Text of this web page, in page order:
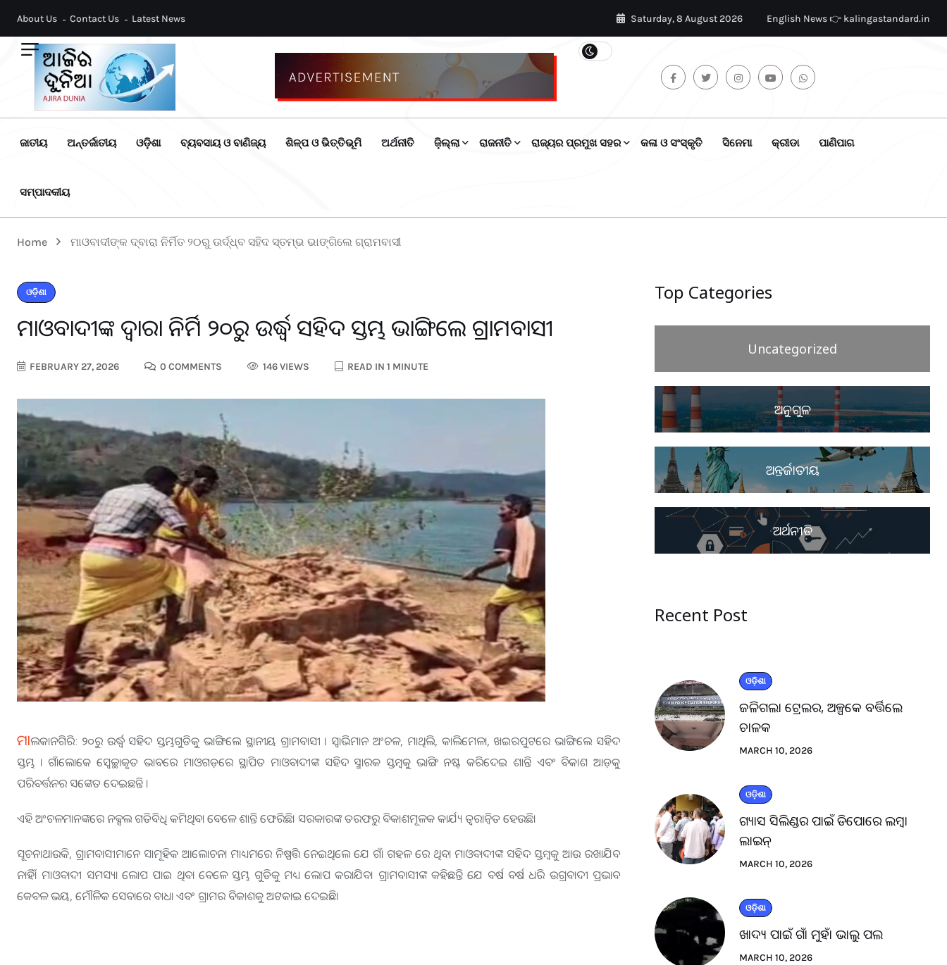
About Us Contact Us Latest News Saturday, 8 August 2026 English News 👉 kalingastandard.in
ଜାତୀୟ ଅନ୍ତର୍ଜାତୀୟ ଓଡ଼ିଶା ବ୍ୟବସାୟ ଓ ବାଣିଜ୍ୟ ଶିଳ୍ପ ଓ ଭିତ୍ତିଭୂମି ଅର୍ଥନୀତି ଜ଼ିଲ୍ଲା ରାଜନୀତି ରାଜ୍ୟର ପ୍ରମୁଖ ସହର କଳା ଓ ସଂସ୍କୃତି ସିନେମା କ୍ରୀଡା ପାଣିପାଗ
ସମ୍ପାଦକୀୟ
Home ମାଓବାଦୀଙ୍କ ଦ୍ବାରା ନିର୍ମିତ ୨୦ରୁ ଉର୍ଦ୍ଧ୍ବ ସହିଦ ସ୍ତମ୍ଭ ଭାଙ୍ଗିଲେ ଗ୍ରାମବାସୀ
ଓଡ଼ିଶା
ମାଓବାଦୀଙ୍କ ଦ୍ବାରା ନିର୍ମିତ ୨୦ରୁ ଉର୍ଦ୍ଧ୍ବ ସହିଦ ସ୍ତମ୍ଭ ଭାଙ୍ଗିଲେ ଗ୍ରାମବାସୀ
FEBRUARY 27, 2026 0 COMMENTS 146 VIEWS READ IN 1 MINUTE
ମାଲକାନଗିରି: ୨୦ରୁ ଉର୍ଦ୍ଧ୍ବ ସହିଦ ସ୍ତମ୍ଭଗୁଡିକୁ ଭାଙ୍ଗିଲେ ସ୍ଥାନୀୟ ଗ୍ରାମବାସୀ । ସ୍ୱାଭିମାନ ଅଂଚଳ, ମାଥିଲି, କାଲିମେଳା, ଖଇରପୁଟରେ ଭାଙ୍ଗିଲେ ସହିଦ
ସ୍ତମ୍ଭ । ଗାଁଲୋକେ ସ୍ୱେଚ୍ଛାକୃତ ଭାବରେ ମାଓଗଡ଼ରେ ସ୍ଥାପିତ ମାଓବାଦୀଙ୍କ ସହିଦ ସ୍ମାରକ ସ୍ତମ୍ବକୁ ଭାଙ୍ଗି ନଷ୍ଟ କରିଦେଇ ଶାନ୍ତି ଏବଂ ବିକାଶ ଆଡ଼କୁ
ପରିବର୍ତ୍ତନର ସଙ୍କେତ ଦେଇଛନ୍ତି ।
ଏହି ଅଂଚଳମାନଙ୍କରେ ନକ୍ସଲ ଗତିବିଧି କମିଥିବା ବେଳେ ଶାନ୍ତି ଫେରିଛି। ସରକାରଙ୍କ ତରଫରୁ ବିକାଶମୂଳକ କାର୍ଯ୍ୟ ତ୍ୱରାନ୍ୱିତ ହେଉଛି।
ସୂଚନାଥାଉକି, ଗ୍ରାମବାସୀମାନେ ସାମୂହିକ ଆଲୋଚନା ମାଧ୍ୟମରେ ନିଷ୍ପତ୍ତି ନେଇଥିଲେ ଯେ ଗାଁ ଗହଳ ରେ ଥିବା ମାଓବାଦୀଙ୍କ ସହିଦ ସ୍ତମ୍ବକୁ ଆଉ ରଖାଯିବ
ନାହିଁ। ମାଓବାଦୀ ସମସ୍ୟା ଲୋପ ପାଇ ଥିବା ବେଳେ ସ୍ତମ୍ଭ ଗୁଡିକୁ ମଧ୍ୟ ଲୋପ କରାଯିବ। ଗ୍ରାମବାସୀଙ୍କ କହିଛନ୍ତି ଯେ ବର୍ଷ ବର୍ଷ ଧରି ଉଗ୍ରବାଦୀ ପ୍ରଭାବ
କେବଳ ଭୟ, ମୌଳିକ ସେବାରେ ବାଧା ଏବଂ ଗ୍ରାମର ବିକାଶକୁ ଅଟକାଇ ଦେଇଛି।
Top Categories
Uncategorized
ଅନୁଗୁଳ
ଅନ୍ତର୍ଜାତୀୟ
ଅର୍ଥନୀତି
Recent Post
ଓଡ଼ିଶା
ଜଳିଗଲା ଟ୍ରେଲର, ଅଳ୍ପକେ ବର୍ତ୍ତିଲେ
ଚାଳକ
MARCH 10, 2026
ଓଡ଼ିଶା
ଗ୍ୟାସ ସିଲିଣ୍ଡର ପାଇଁ ଡିପୋରେ ଲମ୍ବା
ଲାଇନ୍
MARCH 10, 2026
ଓଡ଼ିଶା
ଖାଦ୍ୟ ପାଇଁ ଗାଁ ମୁହାଁ ଭାଲୁ ପଲ
MARCH 10, 2026